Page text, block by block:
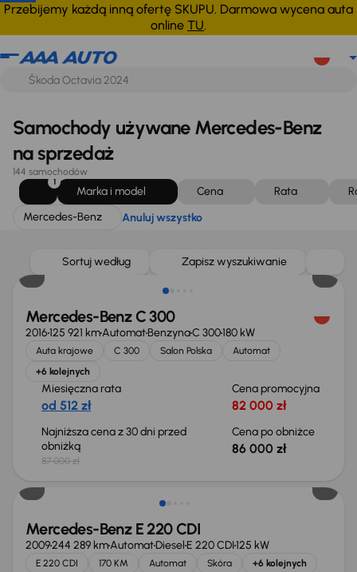
Przebijemy każdą inną ofertę SKUPU. Darmowa wycena auta
online TU.
Mercedes-Benz Anuluj wszystko
Samochody używane Mercedes-Benz
na sprzedaż
144 samochodów
1
Marka i model Cena Rata
Mercedes-Benz
Anuluj wszystko
Sortuj według Zapisz wyszukiwanie
Taniej o 1 000 zł
Mercedes-Benz C 300
2016125 921 kmAutomatBenzynaC 300180 kW
Auta krajowe C 300 Salon Polska
Automat
+6 kolejnych
Miesięczna rata
od 512 zł
Cena promocyjna
82 000 zł
Najniższa cena z 30 dni przed
obniżką
87 000 zł
Cena po obniżce
86 000 zł
Taniej o 1 000 zł
Mercedes-Benz E 220 CDI
2009244 289 kmAutomatDiesel E 220 CDI125 kW
E 220 CDI 170 KM Automat Skóra +6 kolejnych